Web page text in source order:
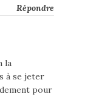
Répondre
la
à se jeter
pour